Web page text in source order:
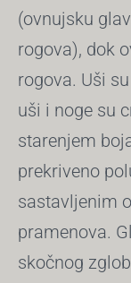
(ovnujsku
rogova), dok
rogova. Uši
uši i noge su
starenjem
prekriveno
sastavljenim
pramenova.
skočnog